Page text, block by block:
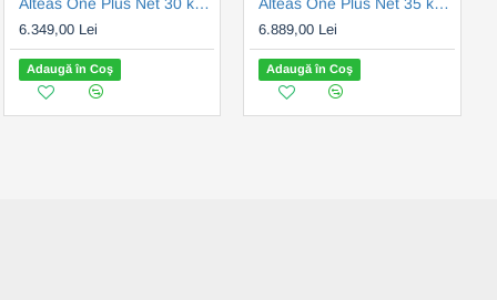
6.349,00 Lei
Adaugă în Coş
6.889,00 Lei
Adaugă în Coş